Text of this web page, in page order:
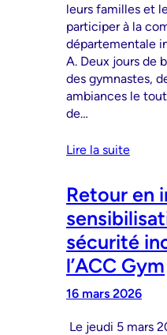
leurs familles et
participer à la
départementale
A. Deux jours de
des gymnastes,
ambiances le
de…
Lire la suite
Retour en
sécurité
l’ACC Gym
16 mars 2026
Le jeudi 5 mars